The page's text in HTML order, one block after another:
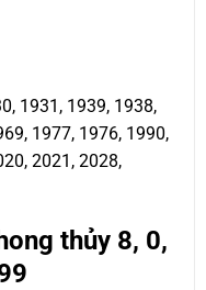
1931, 1939, 1938,
1977, 1976, 1990,
2021, 2028,
thủy 8, 0,